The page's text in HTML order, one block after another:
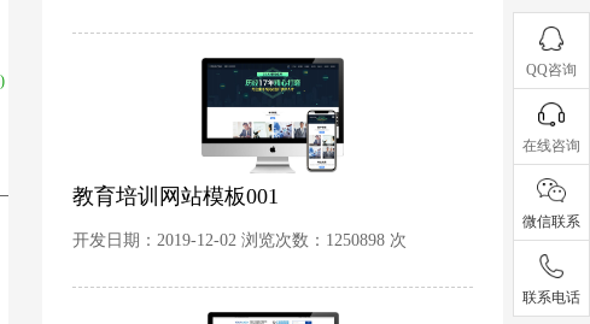
)
教育培训网站模板001
开发日期：2019-12-02 浏览次数：1250898 次
QQ咨询
在线咨询
微信联系
联系电话